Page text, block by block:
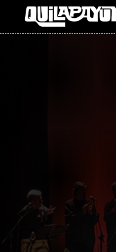
Imagen 01